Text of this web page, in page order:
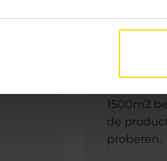
1500m2
de
proberen.